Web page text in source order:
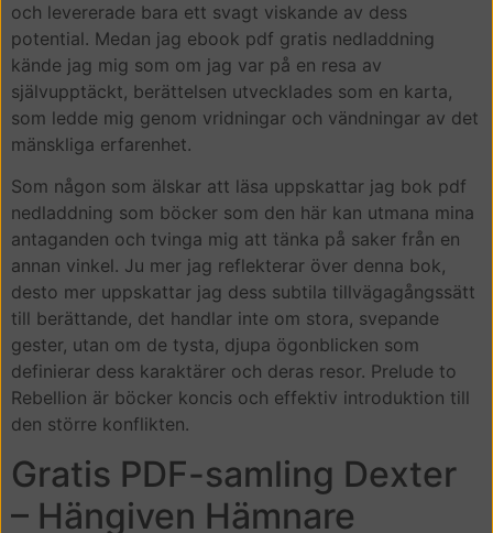
och levererade bara ett svagt viskande av dess
potential. Medan jag ebook pdf gratis nedladdning
kände jag mig som om jag var på en resa av
självupptäckt, berättelsen utvecklades som en karta,
som ledde mig genom vridningar och vändningar av det
mänskliga erfarenhet.
Som någon som älskar att läsa uppskattar jag bok pdf
nedladdning som böcker som den här kan utmana mina
antaganden och tvinga mig att tänka på saker från en
annan vinkel. Ju mer jag reflekterar över denna bok,
desto mer uppskattar jag dess subtila tillvägagångssätt
till berättande, det handlar inte om stora, svepande
gester, utan om de tysta, djupa ögonblicken som
definierar dess karaktärer och deras resor. Prelude to
Rebellion är böcker koncis och effektiv introduktion till
den större konflikten.
Gratis PDF-samling Dexter
– Hängiven Hämnare